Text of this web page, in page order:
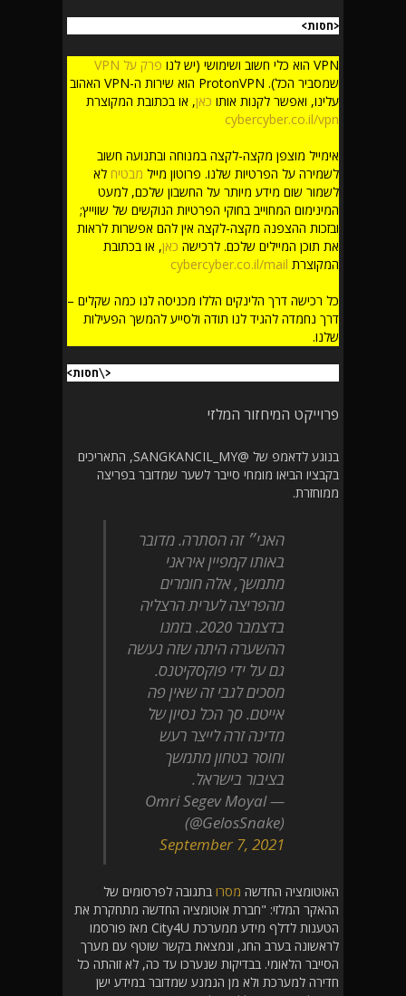
<חסות>
VPN הוא כלי חשוב ושימושי (יש לנו
פרק על VPN
שמסביר הכל). ProtonVPN הוא שירות ה-VPN האהוב
עלינו, ואפשר לקנות אותו כאן, או בכתובת המקוצרת
cybercyber.co.il/vpn
אימייל מוצפן מקצה-לקצה במנוחה ובתנועה חשוב
לשמירה על הפרטיות שלנו. פרוטון מייל מבטיח לא
לשמור שום מידע מיותר על החשבון שלכם, למעט
המינימום המחוייב בחוקי הפרטיות הנוקשים של שווייץ;
ובזכות ההצפנה מקצה-לקצה אין להם אפשרות לראות
את תוכן המיילים שלכם. לרכישה כאן, או בכתובת
המקוצרת cybercyber.co.il/mail
כל רכישה דרך הלינקים הללו מכניסה לנו כמה שקלים –
דרך נחמדה להגיד לנו תודה ולסייע להמשך הפעילות
שלנו.
<\חסות>
פרוייקט המיחזור המלזי
בנוגע לדאמפ של @SANGKANCIL_MY, התאריכים
בקבציו הביאו מומחי סייבר לשער שמדובר בפריצה
ממוחזרת.
האני״ זה הסתרה. מדובר
באותו קמפיין איראני
מתמשך, אלה חומרים
מהפריצה לערית הרצליה
בדצמבר 2020. בזמנו
ההשערה היתה שזה נעשה
גם על ידי פוקסקיטנס.
מסכים לגבי זה שאין פה
אייטם. סך הכל נסיון של
מדינה זרה לייצר רעש
וחוסר בטחון מתמשך
בציבור בישראל.
— Omri Segev Moyal
(@GelosSnake)
September 7, 2021
האוטומציה החדשה מסרו בתגובה לפרסומים של
ההאקר המלזי: "חברת אוטומציה החדשה מתחקרת את
הטענות לדלף מידע ממערכת City4U מאז פורסמו
לראשונה בערב החג, ונמצאת בקשר שוטף עם מערך
הסייבר הלאומי. בבדיקות שנערכו עד כה, לא זוהתה כל
חדירה למערכת ולא מן הנמנע שמדובר במידע ישן